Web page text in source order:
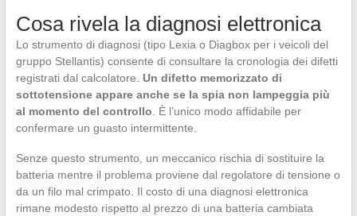
Cosa rivela la diagnosi elettronica
Lo strumento di diagnosi (tipo Lexia o Diagbox per i veicoli del
gruppo Stellantis) consente di consultare la cronologia dei difetti
registrati dal calcolatore. Un difetto memorizzato di
sottotensione appare anche se la spia non lampeggia più
al momento del controllo. È l’unico modo affidabile per
confermare un guasto intermittente.
Senze questo strumento, un meccanico rischia di sostituire la
batteria mentre il problema proviene dal regolatore di tensione o
da un filo mal crimpato. Il costo di una diagnosi elettronica
rimane modesto rispetto al prezzo di una batteria cambiata